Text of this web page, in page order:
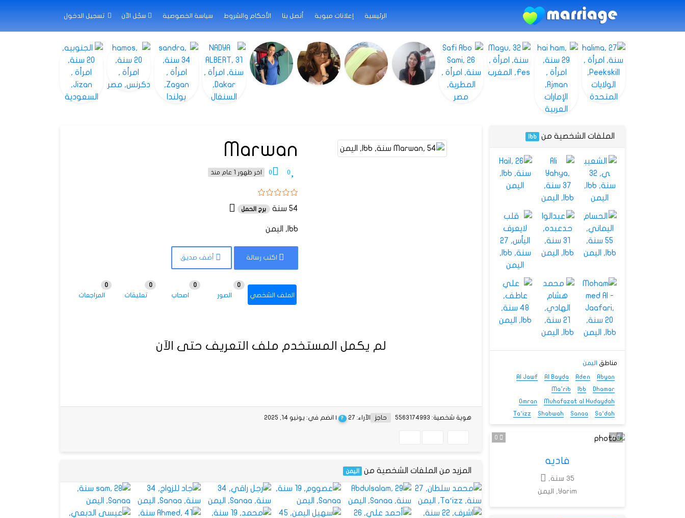
الرئيسية إعلانات مبوبة أتصل بنا الأحكام والشروط سياسة الخصوصية سجّل الآن تسجيل الدخول
Marwan
0
0 اخر ظهور 1 عام منذ
54 سنة برج الحمل
Ibb, اليمن
اكتب رسالة أضف صديق
الملف الشخصي الصور
0
اصحاب
0
تعليقات
0
المراجعات
0
لم يكمل المستخدم ملف التعريف حتى الآن
الآراء: 27 ? | انضم في: يونيو 14, 2025 هوية شخصية: 5563174993 حاجز
المزيد من الملفات الشخصية من اليمن
الملفات الشخصية من Ibb
مناطق اليمن
Abyan
Aden
Al Bayda
Al Jawf
Dhamar
Ibb
Ma’rib
Muhafazat al Hudaydah
Omran
Sa‘dah
Sanaa
Shabwah
Ta‘izz
0
فاديه
35 سنة,
Yarim, اليمن